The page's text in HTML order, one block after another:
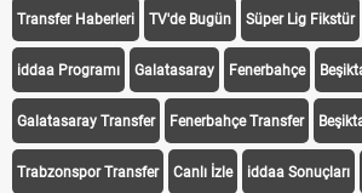
Transfer Haberleri TV'de Bugün Süper Lig Fikstür
iddaa Programı Galatasaray Fenerbahçe
Galatasaray Transfer Fenerbahçe Transfer
Trabzonspor Transfer Canlı İzle iddaa Sonuçları